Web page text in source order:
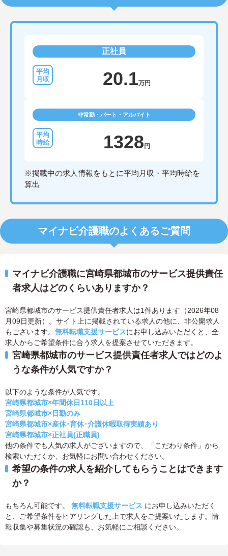
正社員
20.1万円
非常勤・パート・アルバイト
1328 円
※掲載中の求人情報をもとに平均月収・平均時給を
算出
マイナビ介護職のよくあるご質問
マイナビ介護職に宮崎県都城市のサービス提供責任
者求人はどのくらいありますか？
宮崎県都城市のサービス提供責任者求人は1件あります（2026年08
月09日更新）。サイト上に掲載されている求人の他に、非公開求人
もございます。 無料転職支援サービスにお申し込みいただくと、全
求人からご希望条件に合う求人を提案させていただきます。
宮崎県都城市のサービス提供責任者求人ではどのよ
うな条件が人気ですか？
以下のような条件が人気です。
宮崎県都城市×年間休日110日以上
宮崎県都城市×日勤のみ
宮崎県都城市×産休･育休･介護休暇取得実績あり
宮崎県都城市×正社員(正職員)
他の条件でも人気の求人がございますので、「こだわり条件」から
検索いただくか、お気軽にお問い合わせください。
希望の条件の求人を紹介してもらうことはできます
か？
もちろん可能です。 無料転職支援サービス にお申し込みいただく
と、ご希望条件をヒアリングした上で求人をご提案いたします。情
報収集や募集状況の確認も、お気軽にご相談ください。